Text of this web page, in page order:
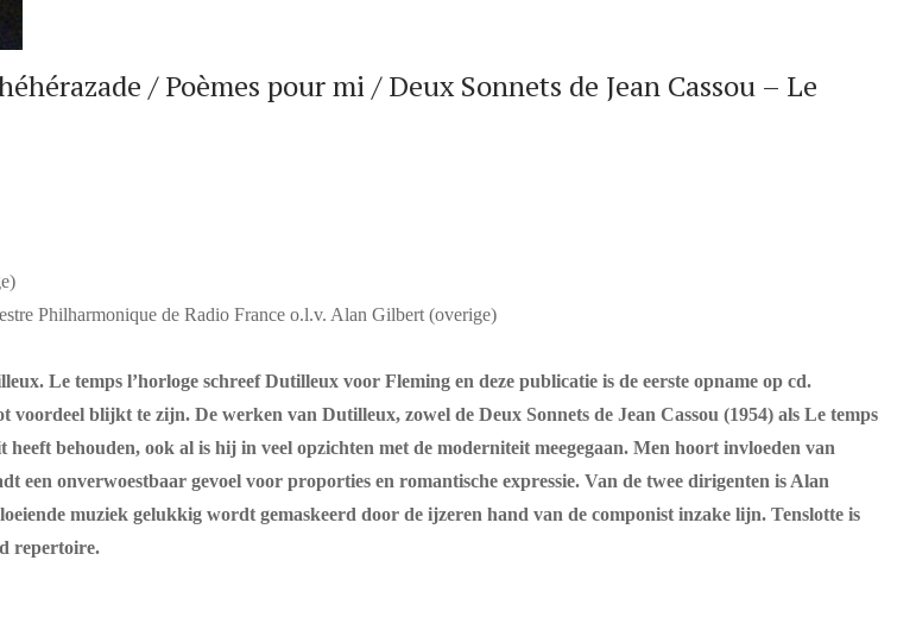
/ Poèmes pour mi / Deux Sonnets de Jean Cassou – Le
Philharmonique de Radio France o.l.v. Alan Gilbert (overige)
Le temps l’horloge schreef Dutilleux voor Fleming en deze publicatie is de eerste opname op cd.
blijkt te zijn. De werken van Dutilleux, zowel de Deux Sonnets de Jean Cassou (1954) als Le temps
behouden, ook al is hij in veel opzichten met de moderniteit meegegaan. Men hoort invloeden van
een onverwoestbaar gevoel voor proporties en romantische expressie. Van de twee dirigenten is Alan
muziek gelukkig wordt gemaskeerd door de ijzeren hand van de componist inzake lijn. Tenslotte is
repertoire.